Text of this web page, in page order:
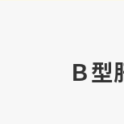
Ｂ型